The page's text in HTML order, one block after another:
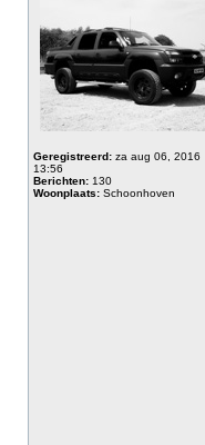
Geregistreerd: za aug 06, 2016
13:56
Berichten: 130
Woonplaats: Schoonhoven